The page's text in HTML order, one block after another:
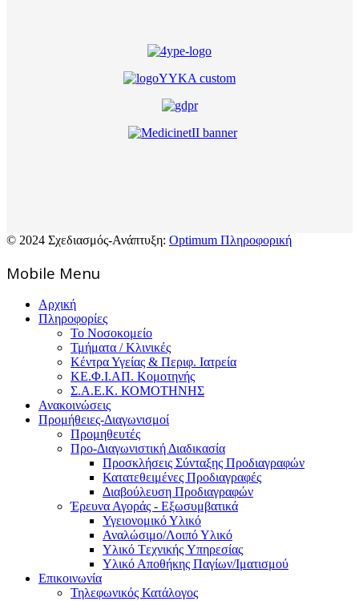
© 2024 Σχεδιασμός-Ανάπτυξη: Optimum Πληροφορική
Mοbile Menu
Αρχική
Πληροφορίες
Το Νοσοκομείο
Τμήματα / Κλινικές
Κέντρα Υγείας & Περιφ. Ιατρεία
ΚΕ.Φ.Ι.ΑΠ. Κομοτηνής
Σ.Α.Ε.Κ. ΚΟΜΟΤΗΝΗΣ
Ανακοινώσεις
Προμήθειες-Διαγωνισμοί
Προμηθευτές
Προ-Διαγωνιστική Διαδικασία
Προσκλήσεις Σύνταξης Προδιαγραφών
Κατατεθειμένες Προδιαγραφές
Διαβούλευση Προδιαγραφών
Έρευνα Αγοράς - Εξωσυμβατικά
Υγειονομικό Υλικό
Αναλώσιμο/Λοιπό Υλικό
Υλικό Tεχνικής Yπηρεσίας
Υλικό Αποθήκης Παγίων/Ιματισμού
Επικοινωνία
Τηλεφωνικός Κατάλογος